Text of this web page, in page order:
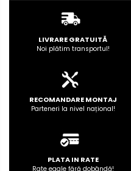
Rame adaptoare Iveco
Rame adaptoare Smart
Rame adaptoare Land Rover
Rame adaptoare Ssangyong
Camere marșarier auto
Camere marșarier universale
LIVRARE GRATUITĂ
Noi plătim transportul!
RECOMANDARE MONTAJ
Parteneri la nivel național!
PLATA IN RATE
Rate egale fără dobândă!